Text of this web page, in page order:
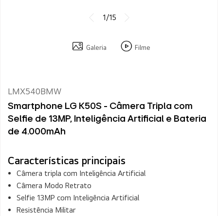
1/15
Galeria Filme
LMX540BMW
Smartphone LG K50S - Câmera Tripla com
Selfie de 13MP, Inteligência Artificial e Bateria
de 4.000mAh
Características principais
Câmera tripla com Inteligência Artificial
Câmera Modo Retrato
Selfie 13MP com Inteligência Artificial
Resistência Militar